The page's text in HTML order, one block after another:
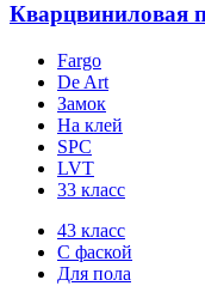
Кварцвиниловая
Fargo
De Art
Замок
На клей
SPC
LVT
33 класс
43 класс
С фаской
Для пола